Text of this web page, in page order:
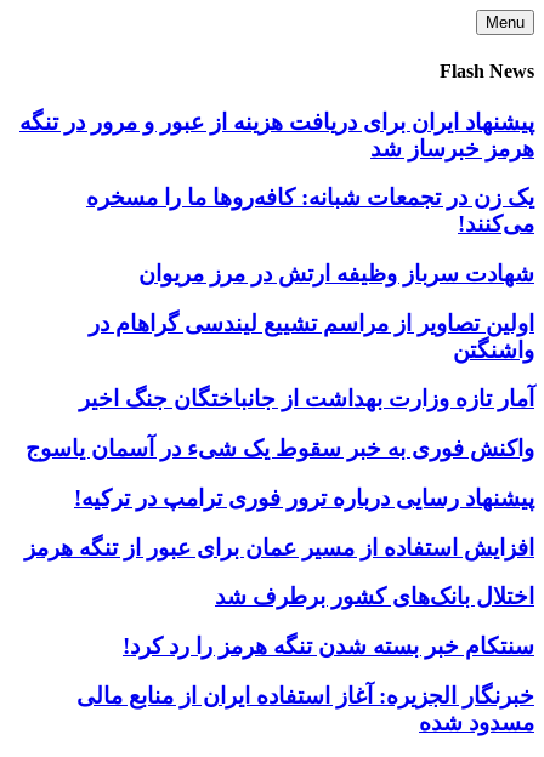
Skip
to
content
Menu
Flash News
پیشنهاد ایران برای دریافت هزینه از عبور و مرور در تنگه
هرمز خبرساز شد
یک زن در تجمعات شبانه: کافه‌روها ما را مسخره
می‌کنند!
شهادت سرباز وظیفه ارتش در مرز مریوان
اولین تصاویر از مراسم تشییع لیندسی گراهام در
واشنگتن
آمار تازه وزارت بهداشت از جانباختگان جنگ اخیر
واکنش فوری به خبر سقوط یک شیء در آسمان یاسوج
پیشنهاد رسایی درباره ترور فوری ترامپ در ترکیه!
افزایش استفاده از مسیر عمان برای عبور از تنگه هرمز
اختلال بانک‌های کشور برطرف شد
سنتکام خبر بسته شدن تنگه هرمز را رد کرد!
خبرنگار الجزیره: آغاز استفاده ایران از منابع مالی
مسدود شده